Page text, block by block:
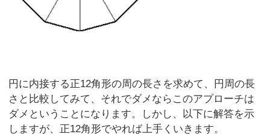
円に内接する正12角形の周の長さを求めて、円周の長
さと比較してみて、それでダメならこのアプローチは
ダメということになります。しかし、以下に解答を示
しますが、正12角形でやれば上手くいきます。